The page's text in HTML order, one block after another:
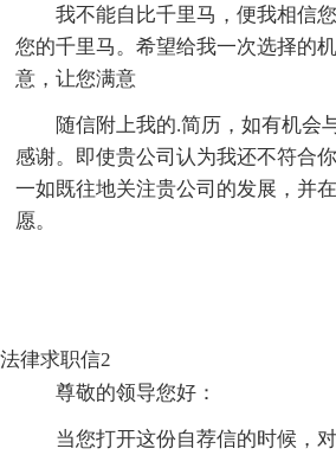
我不能自比千里马，便我相信
您的千里马。希望给我一次选择的
意，让您满意
随信附上我的.简历，如有机会
感谢。即使贵公司认为我还不符合
一如既往地关注贵公司的发展，并
愿。
法律求职信2
尊敬的领导您好：
当您打开这份自荐信的时候，